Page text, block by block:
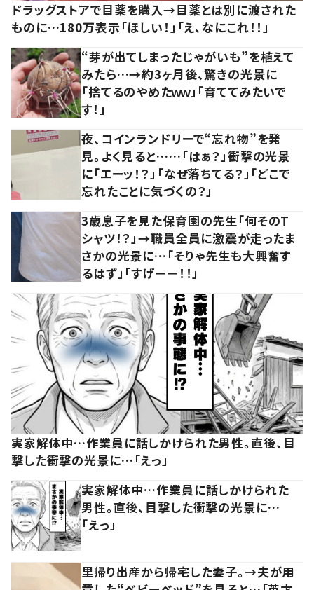
ドラッグストアで目薬を購入→目薬とは別に渡された
ものに…180万表示「ほしい！」「え、なにこれ！！」
“芽が出てしまったじゃがいも”を植えて
みたら…→約3ヶ月後、驚きの光景に
「捨てるのやめたｗｗ」「育ててみたいで
す！」
夜、コインランドリーで“忘れ物”を発
見。よく見ると……「はぁ？」衝撃の光景
に「エーッ！？」「なぜ落ちてる？」「どこで
忘れたことに気づくの？」
3歳息子を見た保育園の先生「何そのT
シャツ！？」→職員全員に激震が走ったま
さかの光景に…「そりゃ先生も大興奮す
るはず」「すげーー！！」
実家解体中…作業員に話しかけられた男性。直後、目
撃した衝撃の光景に…「えっ」
実家解体中…作業員に話しかけられた
男性。直後、目撃した衝撃の光景に…
「えっ」
里帰り出産から帰宅した妻子。→夫が用